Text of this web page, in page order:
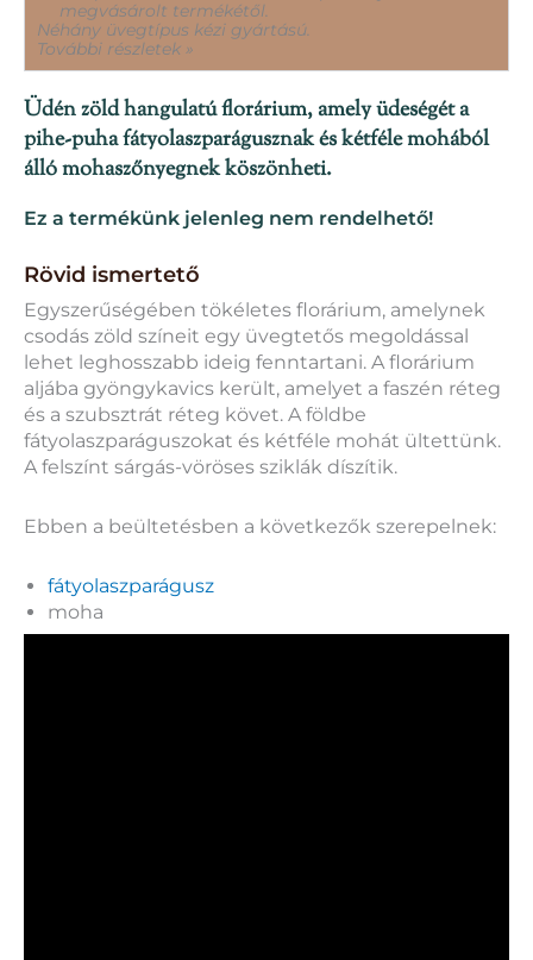
megvásárolt termékétől.
Néhány üvegtípus kézi gyártású.
További részletek »
Üdén zöld hangulatú florárium, amely üdeségét a
pihe-puha fátyolaszparágusznak és kétféle mohából
álló mohaszőnyegnek köszönheti.
Ez a termékünk jelenleg nem rendelhető!
Rövid ismertető
Egyszerűségében tökéletes florárium, amelynek
csodás zöld színeit egy üvegtetős megoldással
lehet leghosszabb ideig fenntartani. A florárium
aljába gyöngykavics került, amelyet a faszén réteg
és a szubsztrát réteg követ. A földbe
fátyolaszparáguszokat és kétféle mohát ültettünk.
A felszínt sárgás-vöröses sziklák díszítik.
Ebben a beültetésben a következők szerepelnek:
fátyolaszparágusz
moha